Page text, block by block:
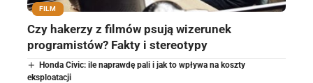
FILM
Czy hakerzy z filmów psują wizerunek
programistów? Fakty i stereotypy
Honda Civic: ile naprawdę pali i jak to wpływa na koszty
eksploatacji